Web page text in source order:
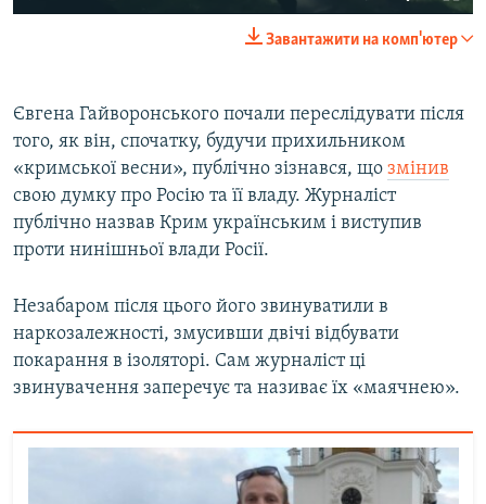
Завантажити на комп'ютер
Євгена Гайворонського почали переслідувати після
того, як він, спочатку, будучи прихильником
«кримської весни», публічно зізнався, що змінив
свою думку про Росію та її владу. Журналіст
публічно назвав Крим українським і виступив
проти нинішньої влади Росії.
Незабаром після цього його звинуватили в
наркозалежності, змусивши двічі відбувати
покарання в ізоляторі. Сам журналіст ці
звинувачення заперечує та називає їх «маячнею».